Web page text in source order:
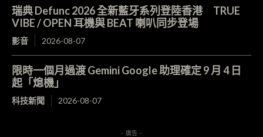
瑞典 Defunc 2026 全新藍牙系列登陸香港 TRUE
VIBE / OPEN 耳機與 BEAT 喇叭同步登場
影音 2026-08-07
限時一個月過渡 Gemini Google 助理確定 9 月 4 日
起「熄機」
科技新聞 2026-08-07
- 廣告 -